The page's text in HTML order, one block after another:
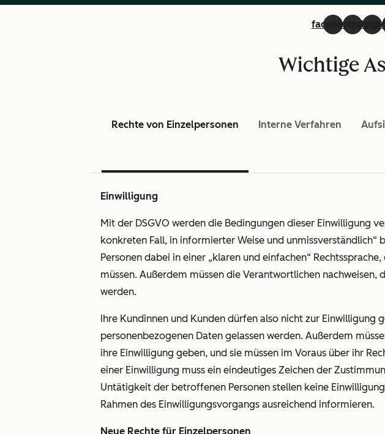
facebooklinkedin
Wichtige
Rechte von Einzelpersonen Interne Verfahren
Einwilligung
Mit der DSGVO werden die Bedingungen dieser Einwilligung
konkreten Fall, in informierter Weise und
Personen dabei in einer „klaren und einfachen“
müssen. Außerdem müssen die Verantwortlichen
werden.
Ihre Kundinnen und Kunden dürfen also nicht zur
personenbezogenen Daten gelassen werden. Außerdem
ihre Einwilligung geben, und sie müssen im Voraus über ihr
einer Einwilligung muss ein eindeutiges Zeichen der
Untätigkeit der betroffenen Personen stellen keine
Rahmen des Einwilligungsvorgangs ausreichend informieren.
Neue Rechte für Einzelpersonen